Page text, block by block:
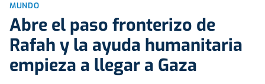
MUNDO
Abre el paso fronterizo de
Rafah y la ayuda humanitaria
empieza a llegar a Gaza